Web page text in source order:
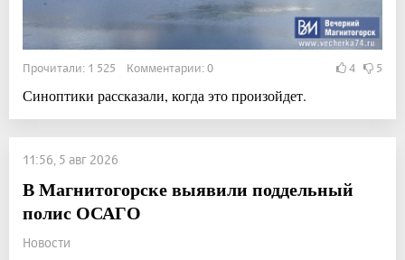
Прочитали: 1 525 Комментарии: 0 4 5
Синоптики рассказали, когда это произойдет.
11:56, 5 авг 2026
В Магнитогорске выявили поддельный
полис ОСАГО
Новости